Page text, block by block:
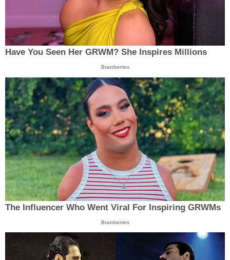
Have You Seen Her GRWM? She Inspires Millions
Brainberries
The Influencer Who Went Viral For Inspiring GRWMs
Brainberries